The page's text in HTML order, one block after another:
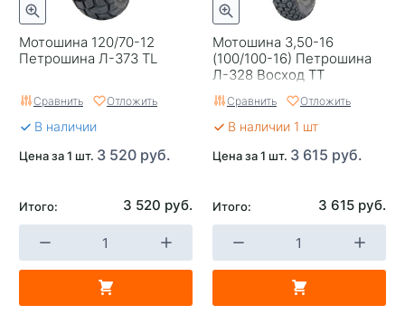
Мотошина 120/70-12
Петрошина Л-373 TL
Сравнить Отложить
В наличии
Цена за 1 шт. 3 520 руб.
Итого: 3 520 руб.
Мотошина 3,50-16
(100/100-16) Петрошина
Л-328 Восход TT
Сравнить Отложить
В наличии 1 шт
Цена за 1 шт. 3 615 руб.
Итого: 3 615 руб.